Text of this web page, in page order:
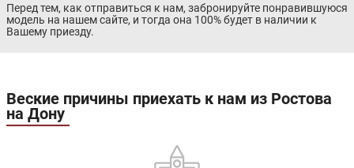
Перед тем, как отправиться к нам, забронируйте понравившуюся
модель на нашем сайте, и тогда она 100% будет в наличии к
Вашему приезду.
Веские причины приехать к нам из Ростова
на Дону